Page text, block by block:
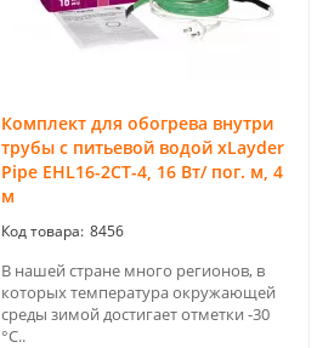
Комплект для обогрева внутри
трубы с питьевой водой xLayder
Pipe EHL16-2CT-4, 16 Вт/ пог. м, 4
м
8456
В нашей стране много регионов, в
которых температура окружающей
среды зимой достигает отметки -30
°С..